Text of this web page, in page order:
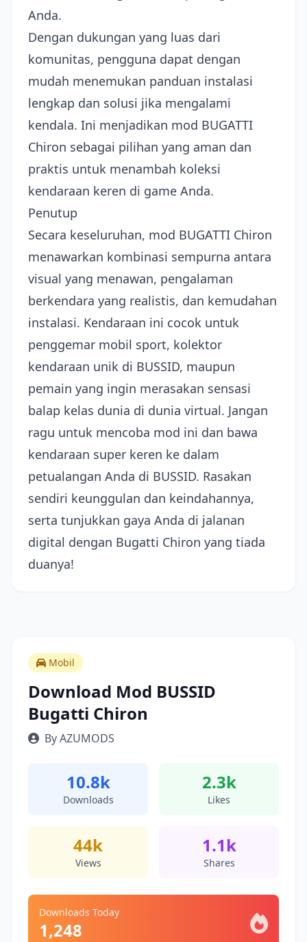
Anda.
Dengan dukungan yang luas dari
komunitas, pengguna dapat dengan
mudah menemukan panduan instalasi
lengkap dan solusi jika mengalami
kendala. Ini menjadikan mod BUGATTI
Chiron sebagai pilihan yang aman dan
praktis untuk menambah koleksi
kendaraan keren di game Anda.
Penutup
Secara keseluruhan, mod BUGATTI Chiron
menawarkan kombinasi sempurna antara
visual yang menawan, pengalaman
berkendara yang realistis, dan kemudahan
instalasi. Kendaraan ini cocok untuk
penggemar mobil sport, kolektor
kendaraan unik di BUSSID, maupun
pemain yang ingin merasakan sensasi
balap kelas dunia di dunia virtual. Jangan
ragu untuk mencoba mod ini dan bawa
kendaraan super keren ke dalam
petualangan Anda di BUSSID. Rasakan
sendiri keunggulan dan keindahannya,
serta tunjukkan gaya Anda di jalanan
digital dengan Bugatti Chiron yang tiada
duanya!
Mobil
Download Mod BUSSID
Bugatti Chiron
By AZUMODS
10.8k
Downloads
2.3k
Likes
44k
Views
1.1k
Shares
Downloads Today
1,248